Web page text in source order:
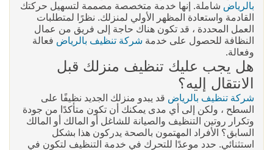
بالرياض شاملة. إنها خدمة متخصصة مصممة لتسهيل حركتك
القادمة واستعادة المظهر الأولي لمنزلك. نظرًا لمتطلبات
العمل المحددة ، قد تكون هناك حاجة إلى فريق من عمال
النظافة للحصول على خدمة شركة تنظيف بالرياض فعالة
وفعالة.
هل يجب عليك تنظيف منزلك قبل
الانتقال إليه؟
شركة تنظيف بالرياض قد يبدو منزلك الجديد نظيفًا على
السطح ، ولكن إلى أي مدى يمكنك أن تكون متأكدًا من جودة
وتكرار روتين التنظيف والصيانة للشاغل أو المالك أو المالك
السابق؟ الأفراد المهتمون بالصحة يدركون هذا بشكل
استثنائي. حدد موعدًا للتحرك في خدمة التنظيف لتكون في